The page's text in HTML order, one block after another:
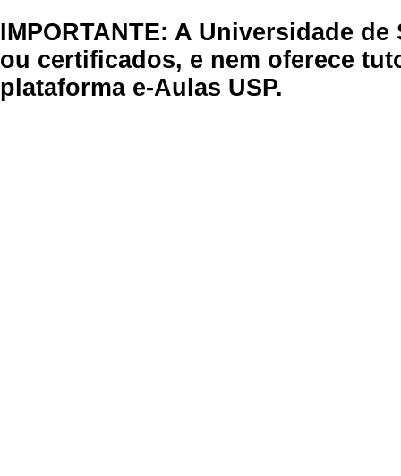
IMPORTANTE: A Universidade
ou certificados, e nem oferece
plataforma e-Aulas USP.